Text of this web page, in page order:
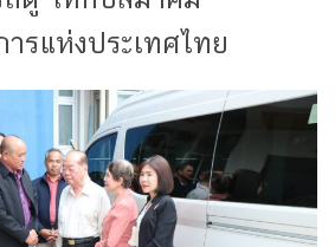
รแห่งประเทศไทย